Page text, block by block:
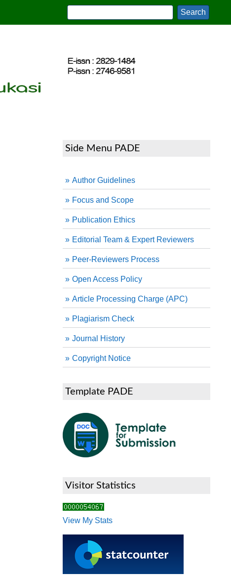
Side Menu PADE
Author Guidelines
Focus and Scope
Publication Ethics
Editorial Team & Expert Reviewers
Peer-Reviewers Process
Open Access Policy
Article Processing Charge (APC)
Plagiarism Check
Journal History
Copyright Notice
Template PADE
Visitor Statistics
View My Stats